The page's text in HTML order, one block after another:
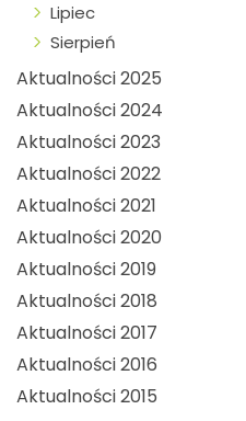
Lipiec
Sierpień
Aktualności 2025
Aktualności 2024
Aktualności 2023
Aktualności 2022
Aktualności 2021
Aktualności 2020
Aktualności 2019
Aktualności 2018
Aktualności 2017
Aktualności 2016
Aktualności 2015